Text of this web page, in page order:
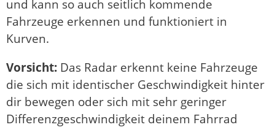
und kann so auch seitlich kommende
Fahrzeuge erkennen und funktioniert in
Kurven.
Vorsicht: Das Radar erkennt keine Fahrzeuge
die sich mit identischer Geschwindigkeit hinter
dir bewegen oder sich mit sehr geringer
Differenzgeschwindigkeit deinem Fahrrad